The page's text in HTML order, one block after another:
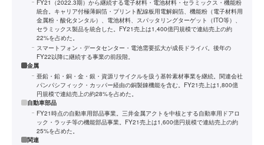
FY21（2022.3期）から継続する電子材料・電池材料・セラミックス・機能粉
統合。キャリア付極薄銅箔・プリント配線板用電解銅箔、機能粉（電子材料用
金属粉・酸化タンタル）、電池材料、スパッタリングターゲット（ITO等）、
セラミックス製品を統合した。FY21売上は1,400億円規模で連結売上の約
22%を占めた。
スマートフォン・データセンター・電池需要拡大が成長ドライバ。後年の
FY22以降に継続する事業の前段階。
金属
亜鉛・鉛・銅・金・銀・資源リサイクルを扱う基幹素材事業を継続。関連会社
パンパシフィック・カッパー経由の銅製錬機能を含む。FY21売上は1,800億
円規模で連結売上の約28%を占めた。
自動車部品
FY21時点の自動車用部品事業。三井金属アクトを中核とする自動車用ドアロ
ック・ラッチ等の機能部品事業。FY21売上は1,600億円規模で連結売上の約
25%を占めた。
関連